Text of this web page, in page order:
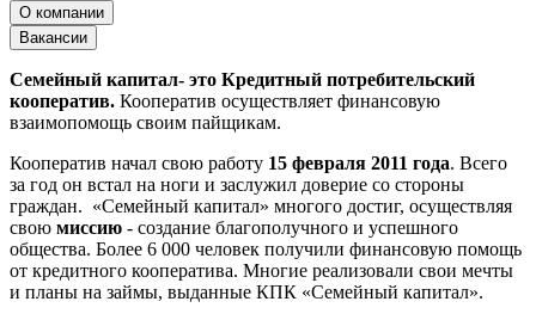
О компании
Вакансии
Семейный капитал- это Кредитный потребительский
кооператив. Кооператив осуществляет финансовую
взаимопомощь своим пайщикам.
Кооператив начал свою работу 15 февраля 2011 года. Всего
за год он встал на ноги и заслужил доверие со стороны
граждан. «Семейный капитал» многого достиг, осуществляя
свою миссию - создание благополучного и успешного
общества. Более 6 000 человек получили финансовую помощь
от кредитного кооператива. Многие реализовали свои мечты
и планы на займы, выданные КПК «Семейный капитал».